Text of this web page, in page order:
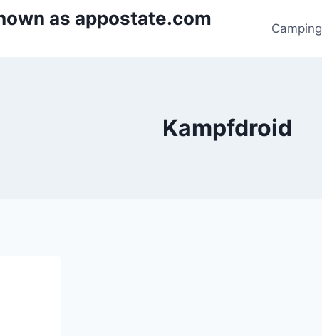
as appostate.com Camping
Kampfdroid